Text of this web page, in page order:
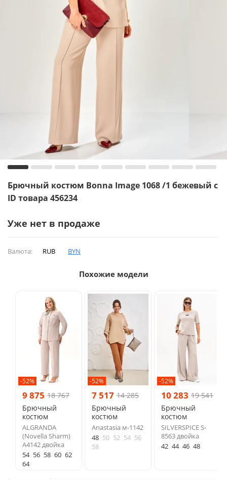
Брючный костюм Bonna Image 1068 /1 бежевый с
ID товара 456234
Уже нет в продаже
Валюта: RUB BYN
Похожие модели
-52%
9 875 18 767
Брючный
костюм
ALGRANDA
(Novella Sharm)
A4142 двойка
54 56 58 60 62
64
-52%
7 517 14 285
Брючный
костюм
Anastasia м-1142
48 50 52 54 56
58
-52%
10 283 19 541
Брючный
костюм
SILVERSPICE S-
8563 двойка
42 44 46 48